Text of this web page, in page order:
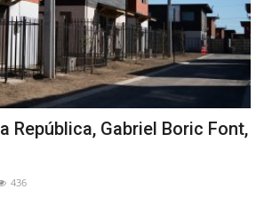
República, Gabriel Boric Font,
436